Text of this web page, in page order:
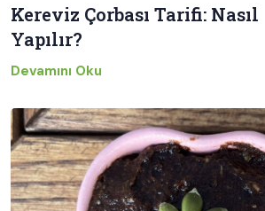
Kereviz Çorbası Tarifi: Nasıl
Yapılır?
Devamını Oku